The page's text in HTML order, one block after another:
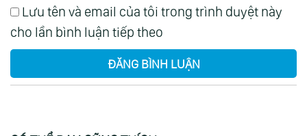
Lưu tên và email của tôi trong trình duyệt này
cho lần bình luận tiếp theo
ĐĂNG BÌNH LUẬN